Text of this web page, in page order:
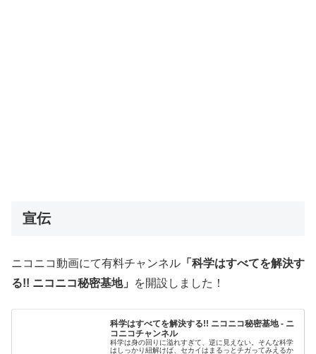
宣伝
ニコニコ動画にて有料チャンネル 「科学はすべてを解決す
る!! ニコニコ秘密基地」
を開設しました！
科学はすべてを解決する!! ニコニコ秘密基地 - ニ
コニコチャンネル
科学は身の回りに溢れすぎて、逆に見えない。そんな科学
はしっかり紐解けば、セカイはまるっとチガってみえるか